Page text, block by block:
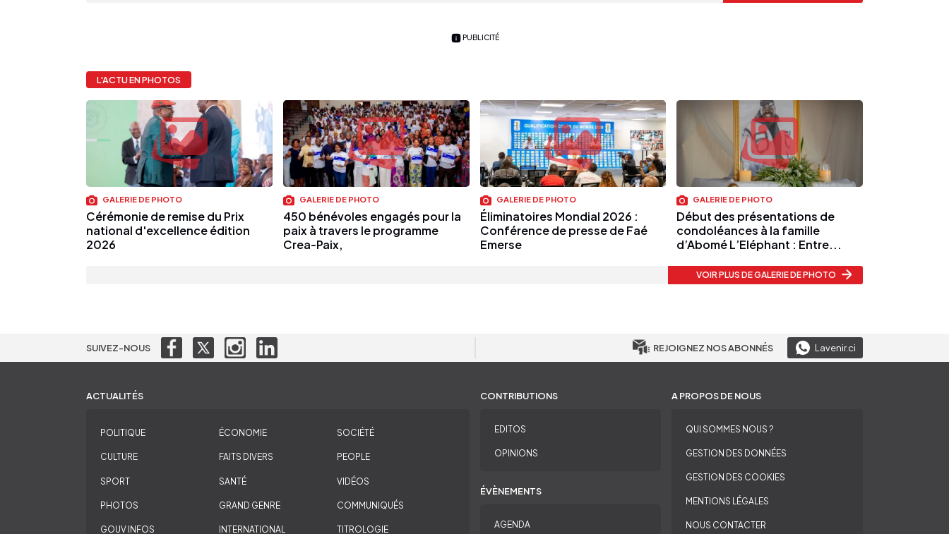
PUBLICITÉ
L'ACTU EN PHOTOS
GALERIE DE PHOTO
Cérémonie de remise du Prix
national d'excellence édition
2026
GALERIE DE PHOTO
450 bénévoles engagés pour la
paix à travers le programme
Crea-Paix,
GALERIE DE PHOTO
Éliminatoires Mondial 2026 :
Conférence de presse de Faé
Emerse
GALERIE DE PHOTO
Début des présentations de
condoléances à la famille
d’Abomé L’Eléphant : Entre...
VOIR PLUS DE GALERIE DE PHOTO
SUIVEZ-NOUS REJOIGNEZ NOS ABONNÉS Lavenir.ci
ACTUALITÉS
POLITIQUE ÉCONOMIE SOCIÉTÉ
CULTURE FAITS DIVERS PEOPLE
SPORT SANTÉ VIDÉOS
PHOTOS GRAND GENRE COMMUNIQUÉS
GOUV INFOS INTERNATIONAL TITROLOGIE
CONTRIBUTIONS
EDITOS
OPINIONS
ÉVÈNEMENTS
AGENDA
A PROPOS DE NOUS
QUI SOMMES NOUS ?
GESTION DES DONNÉES
GESTION DES COOKIES
MENTIONS LÉGALES
NOUS CONTACTER